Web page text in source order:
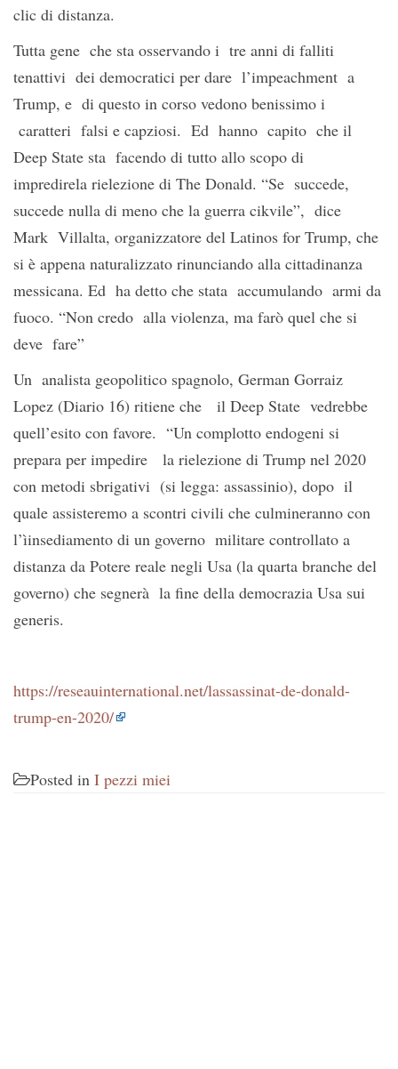
clic di distanza.
Tutta gene che sta osservando i tre anni di falliti
tenattivi dei democratici per dare l’impeachment a
Trump, e di questo in corso vedono benissimo i
caratteri falsi e capziosi. Ed hanno capito che il
Deep State sta facendo di tutto allo scopo di
impredirela rielezione di The Donald. “Se succede,
succede nulla di meno che la guerra cikvile”, dice
Mark Villalta, organizzatore del Latinos for Trump, che
si è appena naturalizzato rinunciando alla cittadinanza
messicana. Ed ha detto che stata accumulando armi da
fuoco. “Non credo alla violenza, ma farò quel che si
deve fare”
Un analista geopolitico spagnolo, German Gorraiz
Lopez (Diario 16) ritiene che il Deep State vedrebbe
quell’esito con favore. “Un complotto endogeni si
prepara per impedire la rielezione di Trump nel 2020
con metodi sbrigativi (si legga: assassinio), dopo il
quale assisteremo a scontri civili che culmineranno con
l’ìinsediamento di un governo militare controllato a
distanza da Potere reale negli Usa (la quarta branche del
governo) che segnerà la fine della democrazia Usa sui
generis.
https://reseauinternational.net/lassassinat-de-donald-
trump-en-2020/
Posted in I pezzi miei